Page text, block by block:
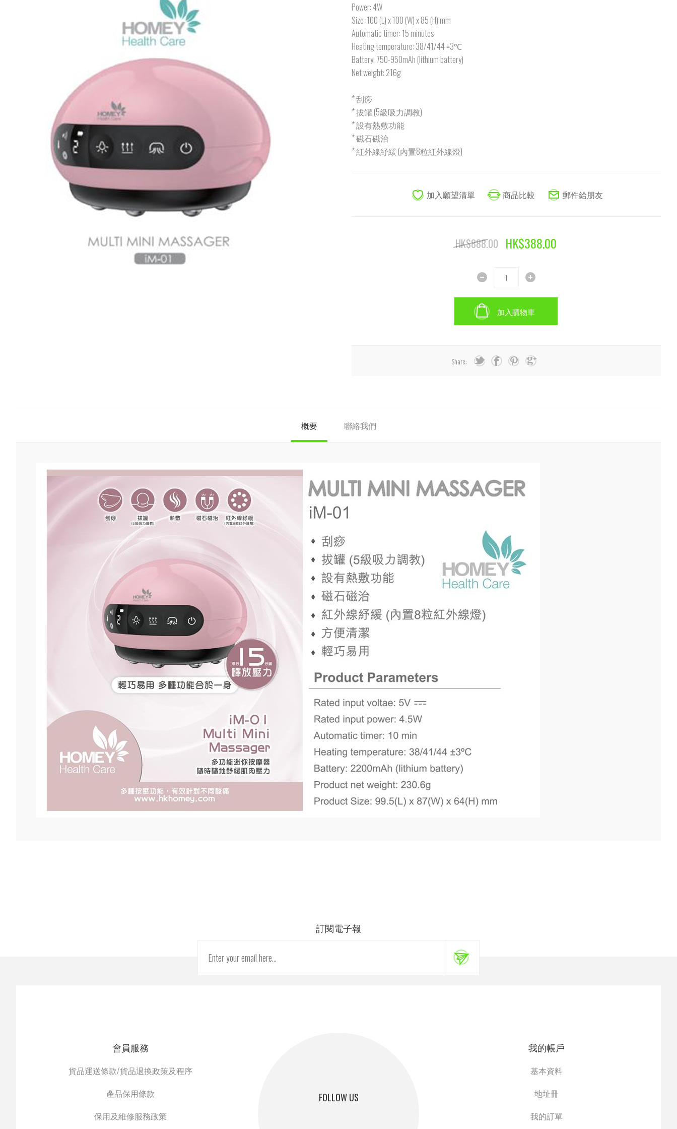
Power: 4W
Size :100 (L) x 100 (W) x 85 (H) mm
Automatic timer: 15 minutes
Heating temperature: 38/41/44 ±3℃
Battery: 750-950mAh (lithium battery)
Net weight: 216g
* 刮痧
* 拔罐 (5級吸力調教)
* 設有熱敷功能
* 磁石磁治
* 紅外線紓緩 (內置8粒紅外線燈)
HK$888.00 HK$388.00
加入購物車
Share:
概要 聯絡我們
訂閱電子報
FOLLOW US
會員服務
貨品運送條款/貨品退換政策及程序
產品保用條款
保用及維修服務政策
我的帳戶
基本資料
地址冊
我的訂單